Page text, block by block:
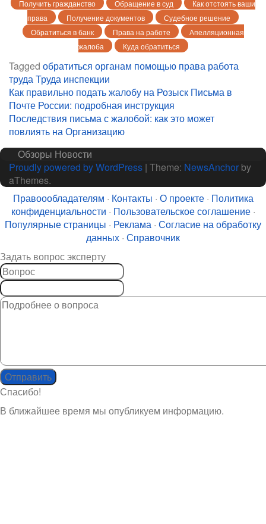
Получить гражданство Обращение в суд
Как отстоять ваши
права
Получение документов
Судебное решение
Обратиться в банк
Права на работе
Апелляционная
жалоба
Куда обратиться
Tagged обратиться органам помощью права работа
трудаТруда инспекции
Навигация
по
записям
Как правильно подать жалобу на Розыск Письма в
Почте России: подробная инструкция
Последствия письма с жалобой: как это может
повлиять на Организацию
Обзоры Новости
Proudly powered by WordPress | Theme: NewsAnchor by
aThemes.
Правоообладателям · Контакты · О проекте· Политика
конфиденциальности · Пользовательское соглашение·
Популярные страницы · Реклама · Согласие на обработку
данных · Справочник
Задать вопрос эксперту
Спасибо!
В ближайшее время мы опубликуем информацию.